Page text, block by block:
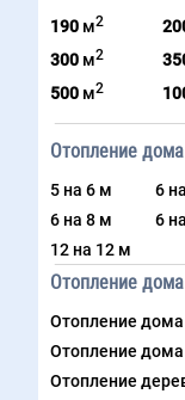
190 м2
300 м2
500 м2
Отопление
5 на 6 м 6
6 на 8 м
6
12 на 12 м
Отопление
Отопление дома
Отопление дома
Отопление